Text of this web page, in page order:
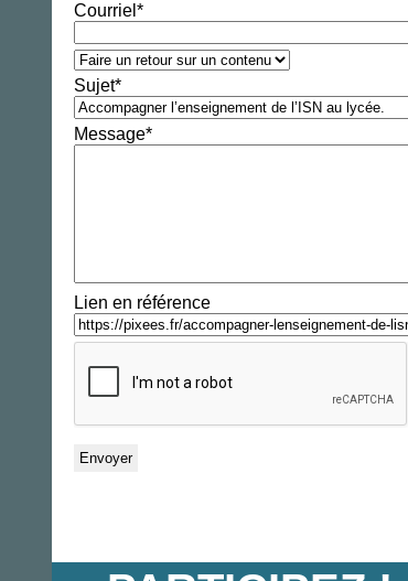
Courriel *
Sujet*
Message*
Lien en référence